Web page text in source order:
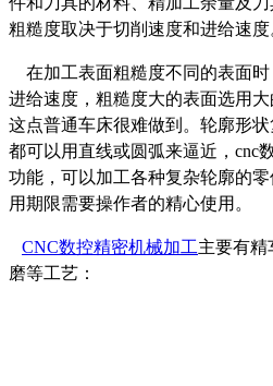
粗糙度取决于切削速度和进给速度
在加工表面粗糙度不同的表面
进给速度，粗糙度大的表面选用
这点普通车床很难做到。轮廓形
都可以用直线或圆弧来逼近，cnc
功能，可以加工各种复杂轮廓的
用期限需要操作者的精心使用。
CNC数控精密机械加工主要有精
磨等工艺：